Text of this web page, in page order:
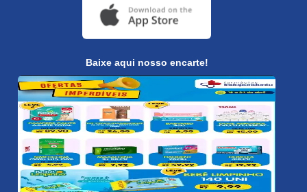
Baixe aqui nosso encarte!